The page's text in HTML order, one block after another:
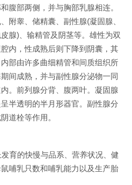
腹部两侧，并与胸部乳腺相连。
附睾、储精囊、副性腺(凝固腺、
腺)、输精管及阴茎等。雄性为双
内，性成熟后则下降到阴囊，其
部由许多曲细精管和间质组织所
间成熟，并与副性腺分泌物一同
。前列腺分背、腹两叶。凝固腺
半透明的半月形器官。副性腺分
道栓等作用。
育的快慢与品系、营养状况、健
哺乳只数和哺乳能力以及生产胎